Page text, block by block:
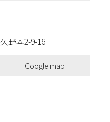
野本2-9-16
Google map